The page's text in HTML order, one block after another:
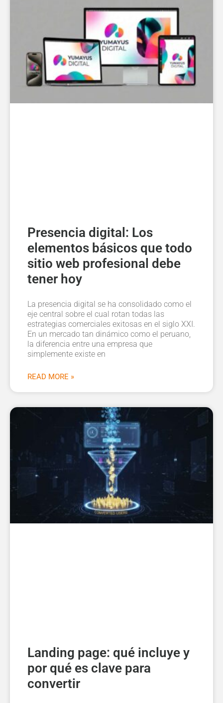
Presencia digital: Los
elementos básicos que todo
sitio web profesional debe
tener hoy
La presencia digital se ha consolidado como el
eje central sobre el cual rotan todas las
estrategias comerciales exitosas en el siglo XXI.
En un mercado tan dinámico como el peruano,
la diferencia entre una empresa que
simplemente existe en
READ MORE »
Landing page: qué incluye y
por qué es clave para
convertir